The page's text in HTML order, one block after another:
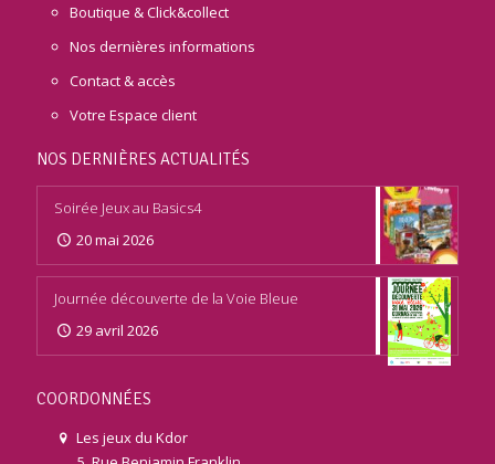
Boutique & Click&collect
Nos dernières informations
Contact & accès
Votre Espace client
NOS DERNIÈRES ACTUALITÉS
Soirée Jeux au Basics4
20 mai 2026
Journée découverte de la Voie Bleue
29 avril 2026
COORDONNÉES
Les jeux du Kdor